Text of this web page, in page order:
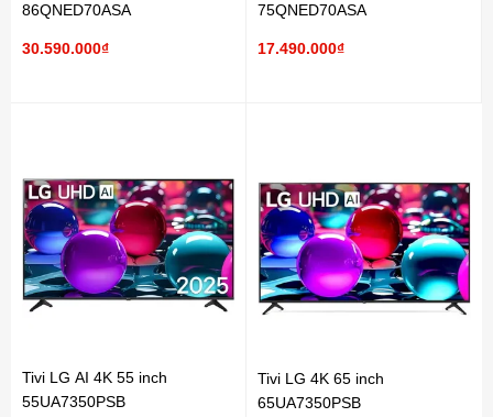
86QNED70ASA
30.590.000₫
75QNED70ASA
17.490.000₫
Tivi LG AI 4K 55 inch
55UA7350PSB
Tivi LG 4K 65 inch
65UA7350PSB